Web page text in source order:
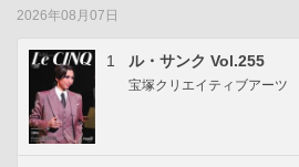
2026年08月07日
1 ル・サンク Vol.255
宝塚クリエイティブアーツ